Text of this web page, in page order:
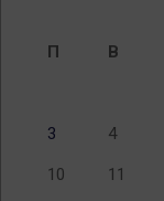
П
В
3 4
10 11